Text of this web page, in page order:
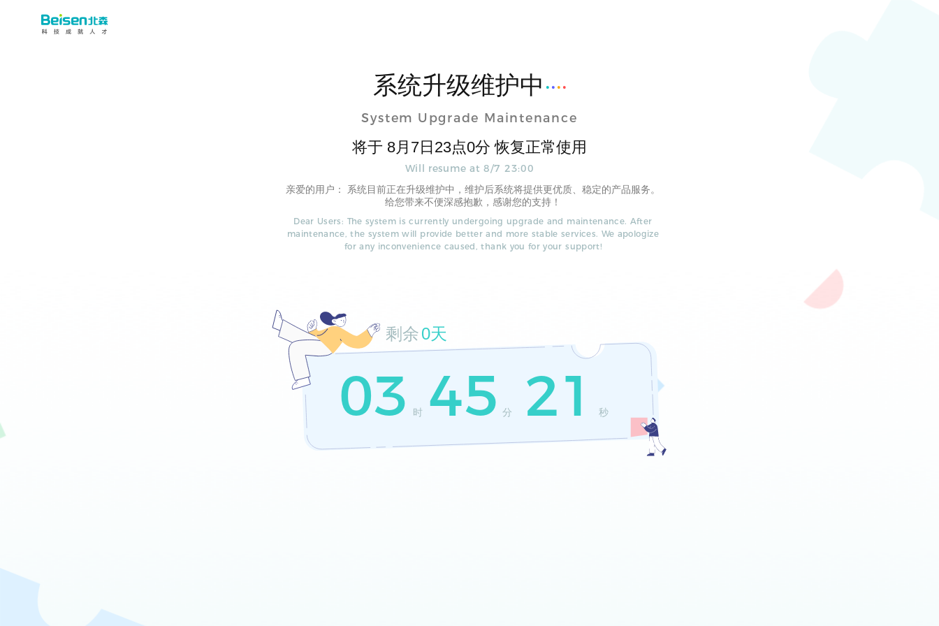
系统升级维护中
System Upgrade Maintenance
将于 8月 7日 23点0分 恢复正常使用
Will resume at8/7 23:00
亲爱的用户： 系统目前正在升级维护中，维护后系统将提供更优质、稳定的产品服务。
给您带来不便深感抱歉，感谢您的支持！
Dear Users: The system is currently undergoing upgrade and maintenance. After
maintenance, the system will provide better and more stable services. We apologize
for any inconvenience caused, thank you for your support!
剩余0天
03 时 45 分 21 秒